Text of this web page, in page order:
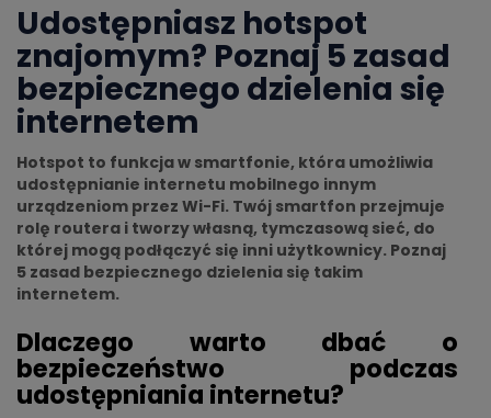
Udostępniasz hotspot
znajomym? Poznaj 5 zasad
bezpiecznego dzielenia się
internetem
Hotspot to funkcja w smartfonie, która umożliwia
udostępnianie internetu mobilnego innym
urządzeniom przez Wi-Fi. Twój smartfon przejmuje
rolę routera i tworzy własną, tymczasową sieć, do
której mogą podłączyć się inni użytkownicy. Poznaj
5 zasad bezpiecznego dzielenia się takim
internetem.
Dlaczego warto dbać o
bezpieczeństwo podczas
udostępniania internetu?